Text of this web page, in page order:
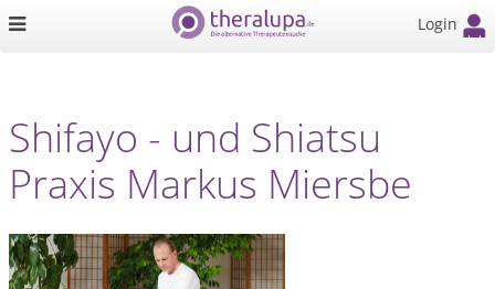
Login
Shifayo - und Shiatsu
Praxis Markus Miersbe